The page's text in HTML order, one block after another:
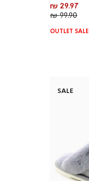
מחיר
מוצר
29.97 ₪
מחיר
99.90 ₪
OUTLET SALE
SALE